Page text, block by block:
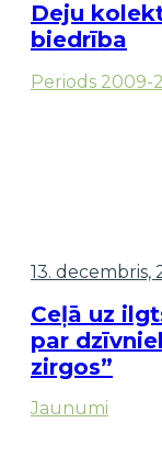
Deju
biedrība
Periods 2009-
13. decembris,
Ceļā uz
par
zirgos”
Jaunumi